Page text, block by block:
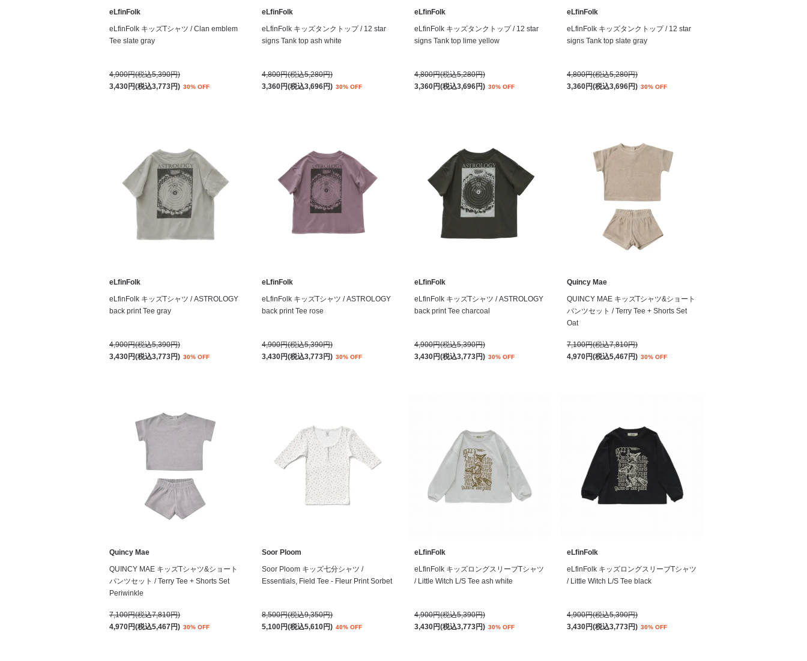
eLfinFolk
eLfinFolk キッズTシャツ / Clan emblem
Tee slate gray
4,900円(税込5,390円)
3,430円(税込3,773円) 30% OFF
eLfinFolk
eLfinFolk キッズタンクトップ / 12 star
signs Tank top ash white
4,800円(税込5,280円)
3,360円(税込3,696円) 30% OFF
eLfinFolk
eLfinFolk キッズタンクトップ / 12 star
signs Tank top lime yellow
4,800円(税込5,280円)
3,360円(税込3,696円) 30% OFF
eLfinFolk
eLfinFolk キッズタンクトップ / 12 star
signs Tank top slate gray
4,800円(税込5,280円)
3,360円(税込3,696円) 30% OFF
eLfinFolk
eLfinFolk キッズTシャツ / ASTROLOGY
back print Tee gray
4,900円(税込5,390円)
3,430円(税込3,773円) 30% OFF
eLfinFolk
eLfinFolk キッズTシャツ / ASTROLOGY
back print Tee rose
4,900円(税込5,390円)
3,430円(税込3,773円) 30% OFF
eLfinFolk
eLfinFolk キッズTシャツ / ASTROLOGY
back print Tee charcoal
4,900円(税込5,390円)
3,430円(税込3,773円) 30% OFF
Quincy Mae
QUINCY MAE キッズTシャツ&ショート
パンツセット / Terry Tee + Shorts Set
Oat
7,100円(税込7,810円)
4,970円(税込5,467円) 30% OFF
Quincy Mae
QUINCY MAE キッズTシャツ&ショート
パンツセット / Terry Tee + Shorts Set
Periwinkle
7,100円(税込7,810円)
4,970円(税込5,467円) 30% OFF
Soor Ploom
Soor Ploom キッズ七分シャツ /
Essentials, Field Tee - Fleur Print Sorbet
8,500円(税込9,350円)
5,100円(税込5,610円) 40% OFF
eLfinFolk
eLfinFolk キッズロングスリーブTシャツ
/ Little Witch L/S Tee ash white
4,900円(税込5,390円)
3,430円(税込3,773円) 30% OFF
eLfinFolk
eLfinFolk キッズロングスリーブTシャツ
/ Little Witch L/S Tee black
4,900円(税込5,390円)
3,430円(税込3,773円) 30% OFF